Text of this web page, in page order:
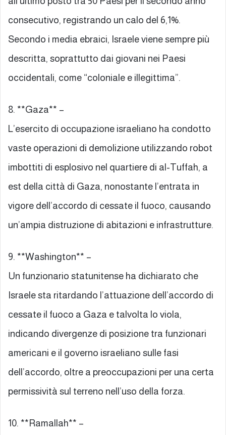
consecutivo, registrando un calo del 6,1%.
Secondo i media ebraici, Israele viene sempre più
descritta, soprattutto dai giovani nei Paesi
occidentali, come “coloniale e illegittima”.
8. **Gaza** –
L’esercito di occupazione israeliano ha condotto
vaste operazioni di demolizione utilizzando robot
imbottiti di esplosivo nel quartiere di al-Tuffah, a
est della città di Gaza, nonostante l’entrata in
vigore dell’accordo di cessate il fuoco, causando
un’ampia distruzione di abitazioni e infrastrutture.
9. **Washington** –
Un funzionario statunitense ha dichiarato che
Israele sta ritardando l’attuazione dell’accordo di
cessate il fuoco a Gaza e talvolta lo viola,
indicando divergenze di posizione tra funzionari
americani e il governo israeliano sulle fasi
dell’accordo, oltre a preoccupazioni per una certa
permissività sul terreno nell’uso della forza.
10. **Ramallah** –